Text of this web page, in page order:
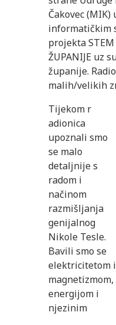
Čakovec
informatičkim
projekta STEM
ŽUPANIJE uz
županije.
malih/velikih
Tijekom r
adionica
upoznali smo
se malo
detaljnije s
radom i
načinom
razmišljanja
genijalnog
Nikole Tesle.
Bavili smo se
elektricitetom i
magnetizmom,
energijom i
njezinim